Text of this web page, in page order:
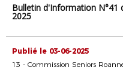
Bulletin d'Information N°41
2025
Publié le 03-06-2025
13 - Commission Seniors